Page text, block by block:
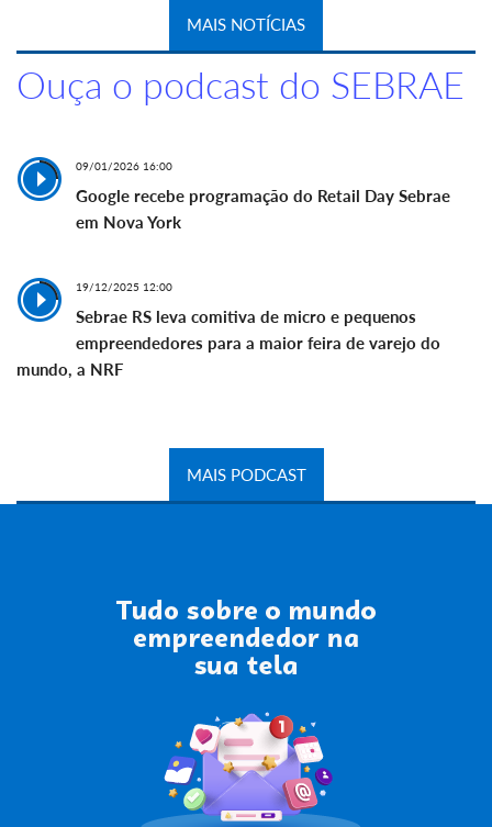
MAIS NOTÍCIAS
Ouça o podcast do SEBRAE
09/01/2026 16:00
Google recebe programação do Retail Day Sebrae
em Nova York
19/12/2025 12:00
Sebrae RS leva comitiva de micro e pequenos
empreendedores para a maior feira de varejo do
mundo, a NRF
MAIS PODCAST